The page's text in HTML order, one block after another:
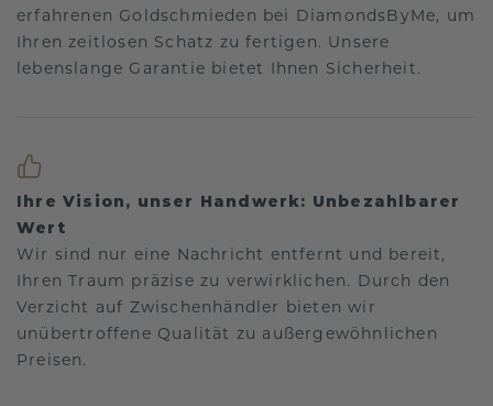
erfahrenen Goldschmieden bei DiamondsByMe, um
Ihren zeitlosen Schatz zu fertigen. Unsere
lebenslange Garantie bietet Ihnen Sicherheit.
Ihre Vision, unser Handwerk: Unbezahlbarer
Wert
Wir sind nur eine Nachricht entfernt und bereit,
Ihren Traum präzise zu verwirklichen. Durch den
Verzicht auf Zwischenhändler bieten wir
unübertroffene Qualität zu außergewöhnlichen
Preisen.